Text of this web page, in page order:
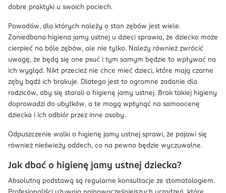
dobre praktyki u swoich pociech.
Powodów, dla których należy o stan zębów jest wiele.
Zaniedbana higiena jamy ustnej u dzieci sprawia, że dziecko może
cierpieć na bóle zębów, ale nie tylko. Należy również zwrócić
uwagę, że będą się one psuć i tym samym będzie to wpływać na
ich wygląd. Nikt przecież nie chce mieć dzieci, które mają czarne
zęby bądź ich brakuje. Dlatego jest to ogromne zadanie dla
rodziców, aby się starali o higienę jamy ustnej. Brak takiej higieny
doprowadzi do ubytków, a te mogą wpłynąć na samoocenę
dziecka i ich odbiór przez inne osoby.
Odpuszczenie walki o higienę jamy ustnej sprawi, że pojawi się
również nieświeży oddech, co na pewno będzie wyczuwalne.
Jak dbać o higienę jamy ustnej dziecka?
Absolutną podstawą są regularne konsultacje ze stomatologiem.